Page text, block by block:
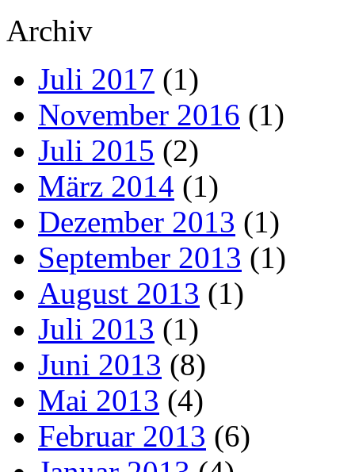
Archiv
Juli 2017 (1)
November 2016 (1)
Juli 2015 (2)
März 2014 (1)
Dezember 2013 (1)
September 2013 (1)
August 2013 (1)
Juli 2013 (1)
Juni 2013 (8)
Mai 2013 (4)
Februar 2013 (6)